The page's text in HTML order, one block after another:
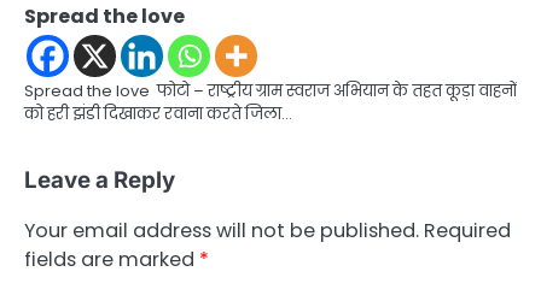
Spread the love
Spread the love फोटो – राष्ट्रीय ग्राम स्वराज अभियान के तहत कूड़ा वाहनों
को हरी झंडी दिखाकर रवाना करते जिला…
Leave a Reply
Your email address will not be published. Required
fields are marked *